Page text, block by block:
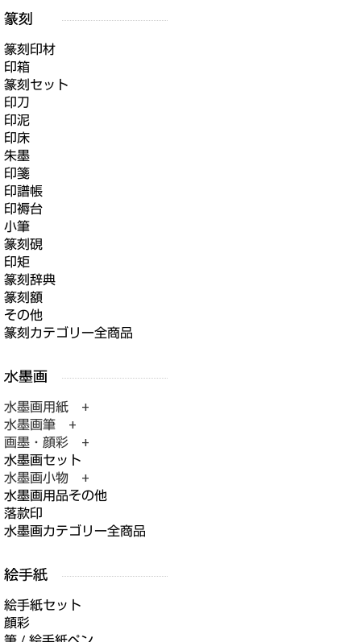
篆刻印材
印箱
篆刻セット
印刀
印泥
印床
朱墨
印箋
印譜帳
印褥台
小筆
篆刻硯
印矩
篆刻辞典
篆刻額
その他
篆刻カテゴリー全商品
水墨画用紙 +
水墨画筆 +
画墨・顔彩 +
水墨画セット
水墨画小物 +
水墨画用品その他
落款印
水墨画カテゴリー全商品
絵手紙セット
顔彩